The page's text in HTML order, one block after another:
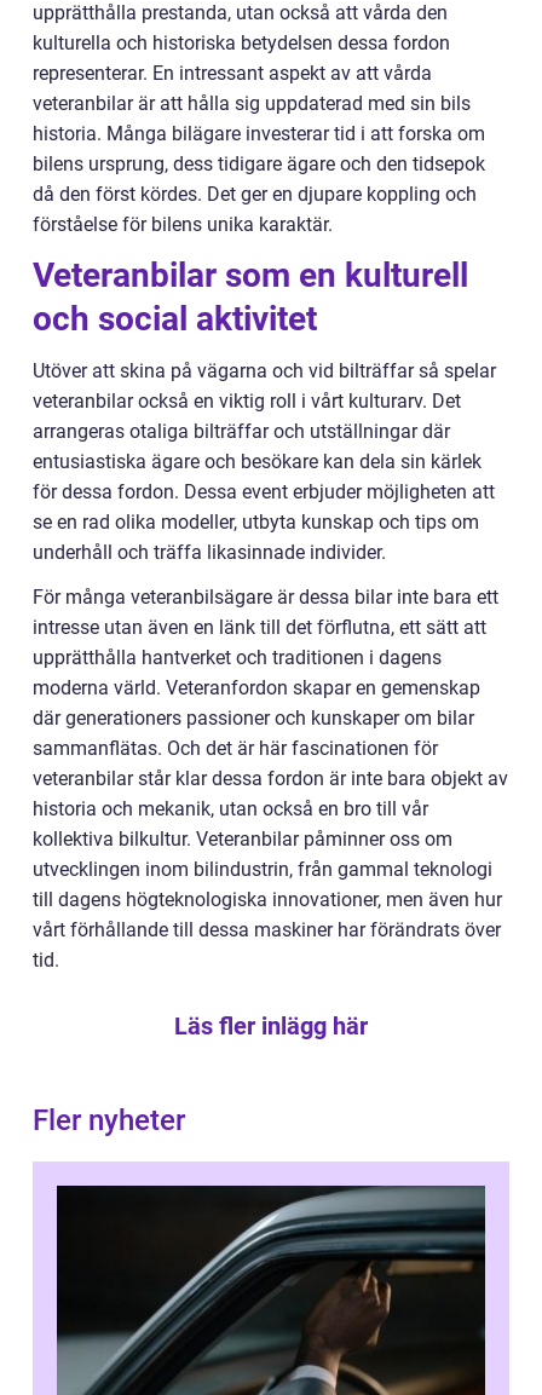
upprätthålla prestanda, utan också att vårda den
kulturella och historiska betydelsen dessa fordon
representerar. En intressant aspekt av att vårda
veteranbilar är att hålla sig uppdaterad med sin bils
historia. Många bilägare investerar tid i att forska om
bilens ursprung, dess tidigare ägare och den tidsepok
då den först kördes. Det ger en djupare koppling och
förståelse för bilens unika karaktär.
Veteranbilar som en kulturell
och social aktivitet
Utöver att skina på vägarna och vid bilträffar så spelar
veteranbilar också en viktig roll i vårt kulturarv. Det
arrangeras otaliga bilträffar och utställningar där
entusiastiska ägare och besökare kan dela sin kärlek
för dessa fordon. Dessa event erbjuder möjligheten att
se en rad olika modeller, utbyta kunskap och tips om
underhåll och träffa likasinnade individer.
För många veteranbilsägare är dessa bilar inte bara ett
intresse utan även en länk till det förflutna, ett sätt att
upprätthålla hantverket och traditionen i dagens
moderna värld. Veteranfordon skapar en gemenskap
där generationers passioner och kunskaper om bilar
sammanflätas. Och det är här fascinationen för
veteranbilar står klar dessa fordon är inte bara objekt av
historia och mekanik, utan också en bro till vår
kollektiva bilkultur. Veteranbilar påminner oss om
utvecklingen inom bilindustrin, från gammal teknologi
till dagens högteknologiska innovationer, men även hur
vårt förhållande till dessa maskiner har förändrats över
tid.
Läs fler inlägg här
Fler nyheter